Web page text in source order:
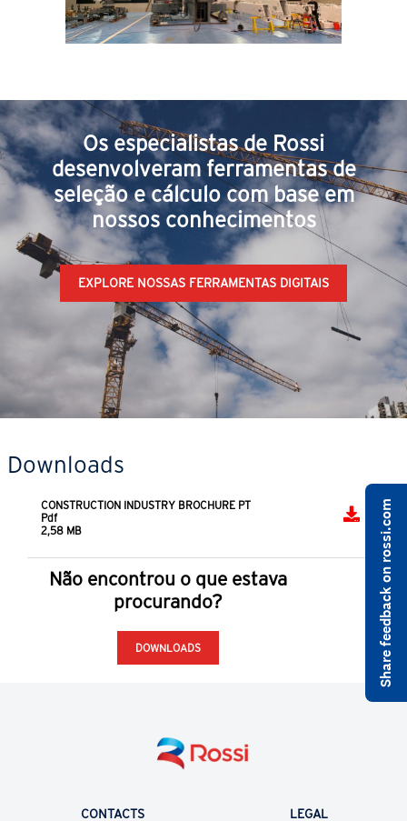
Os especialistas de Rossi
desenvolveram ferramentas de
seleção e cálculo com base em
nossos conhecimentos
EXPLORE NOSSAS FERRAMENTAS DIGITAIS
Downloads
CONSTRUCTION INDUSTRY BROCHURE PT
Pdf
2,58 MB
Não encontrou o que estava
procurando?
DOWNLOADS
CONTACTS LEGAL
Share feedback on rossi.com